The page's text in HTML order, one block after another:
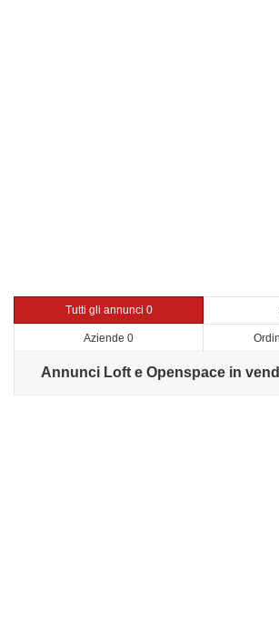
Tutti gli annunci 0
Aziende 0
Annunci Loft e Openspace in